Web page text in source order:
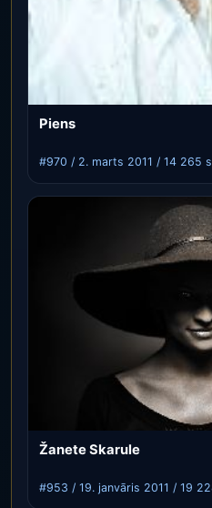
Piens
#970 / 2. marts 2011 / 14 265
Žanete Skarule
#953 / 19. janvāris 2011 / 19